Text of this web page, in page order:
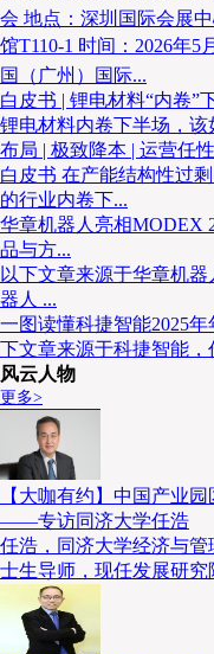
系统化解决方案：从
数字孪生物流中枢，
物流体系。
独家分享科捷智能服
等地的智能项目实践
会 地点：深圳国际会展
馆T110-1 时间：2026年5
国（广州）国际...
白皮书 | 锂电材料“内卷”
锂电材料内卷下半场，
布局 | 极致降本 | 运营任
白皮书 在产能结构性过
的行业内卷下...
华章机器人亮相MODEX
品与方...
以下文章来源于华章机
器人 ...
一图读懂科捷智能2025年
下文章来源于科捷智能，
风云人物
更多>
【大咖有约】中国产业
——专访同济大学任浩
任浩，同济大学经济与
士生导师，现任发展研究